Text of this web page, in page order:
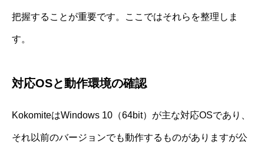
把握することが重要です。ここではそれらを整理しま
す。
対応OSと動作環境の確認
KokomiteはWindows 10（64bit）が主な対応OSであり、
それ以前のバージョンでも動作するものがありますが公